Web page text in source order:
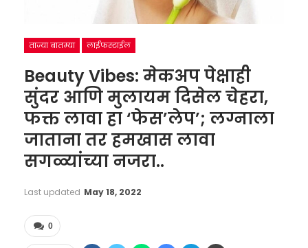
ताज्या बातम्या लाईफस्टाईल
Beauty Vibes: मेकअप पेक्षाही
सुंदर आणि मुलायम दिसेल चेहरा,
फक्त लावा हा ‘फेस’लेप’; लग्नाला
जाताना तर हमखास लावा
सगळ्यांच्या नजरा..
Last updated May 18, 2022
0